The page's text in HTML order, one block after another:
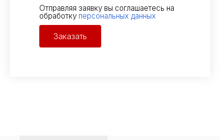
Отправляя заявку вы соглашаетесь на
обработку персональных данных
Заказать